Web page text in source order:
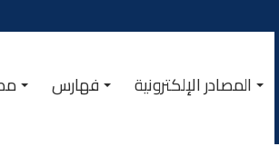
فهارس المصادر الإلكترونية